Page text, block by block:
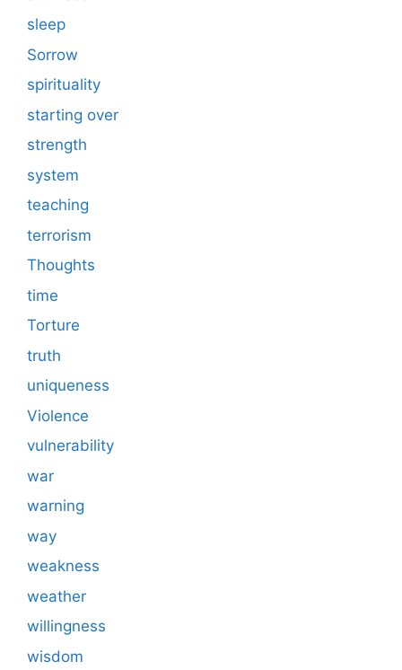
sleep
Sorrow
spirituality
starting over
strength
system
teaching
terrorism
Thoughts
time
Torture
truth
uniqueness
Violence
vulnerability
war
warning
way
weakness
weather
willingness
wisdom